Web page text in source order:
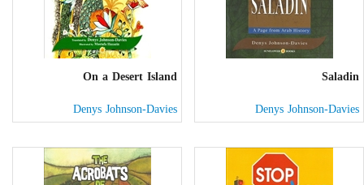
Saladin
Denys Johnson-Davies
On a Desert Island
Denys Johnson-Davies